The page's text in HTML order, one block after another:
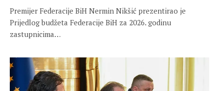
Premijer Federacije BiH Nermin Nikšić prezentirao je
Prijedlog budžeta Federacije BiH za 2026. godinu
zastupnicima…